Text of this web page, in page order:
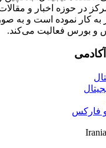
در حوزه اخبار و
به کار نموده است و به
و بورس فعالیت می‌کند.
و فارکس